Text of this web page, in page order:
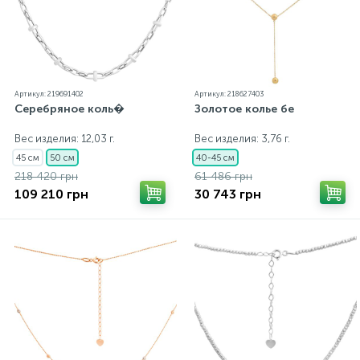
Артикул: 219691402
Серебряное коль�
Вес изделия: 12,03 г.
45 см 50 см
218 420 грн
109 210 грн
Артикул: 218627403
Золотое колье бе
Вес изделия: 3,76 г.
40-45 см
61 486 грн
30 743 грн